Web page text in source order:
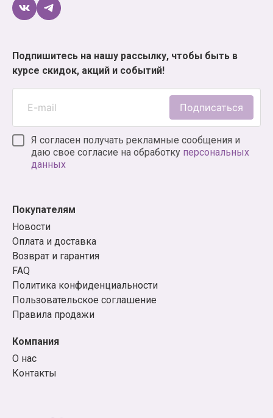
Подпишитесь на нашу рассылку, чтобы быть в
курсе скидок, акций и событий!
Подписаться
Я согласен получать рекламные сообщения и
даю свое согласие на обработку персональных
данных
Покупателям
Новости
Оплата и доставка
Возврат и гарантия
FAQ
Политика конфиденциальности
Пользовательское соглашение
Правила продажи
Компания
О нас
Контакты